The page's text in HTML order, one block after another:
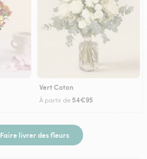
Vert Coton
À partir de 54€95
Faire livrer des fleurs